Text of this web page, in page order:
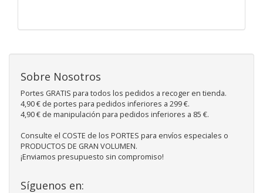
Sobre Nosotros
Portes GRATIS para todos los pedidos a recoger en tienda.
4,90 € de portes para pedidos inferiores a 299 €.
4,90 € de manipulación para pedidos inferiores a 85 €.
Consulte el COSTE de los PORTES para envíos especiales o
PRODUCTOS DE GRAN VOLUMEN.
¡Enviamos presupuesto sin compromiso!
Síguenos en: